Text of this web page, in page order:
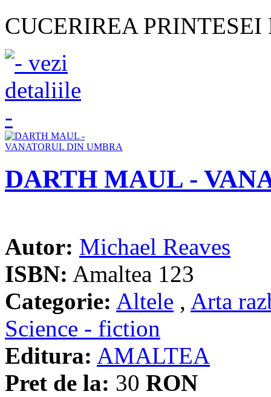
CUCERIREA PRINTESEI
DARTH MAUL -
Autor: Michael Reaves
ISBN: Amaltea 123
Categorie: Altele , Arta
Science - fiction
Editura: AMALTEA
Pret de la: 30 RON